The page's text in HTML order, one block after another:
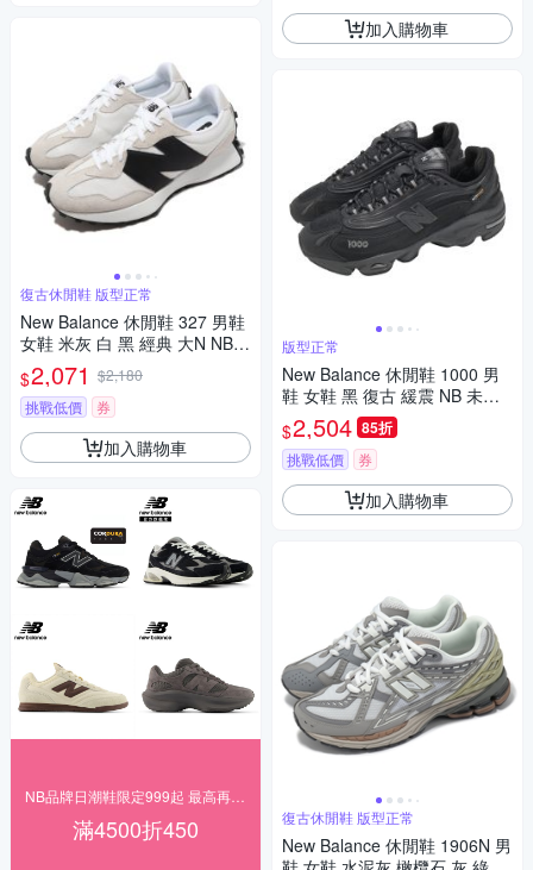
復古休閒鞋 版型正常
New Balance 休閒鞋 327 男鞋
女鞋 米灰 白 黑 經典 大N NB
復古 異材質 拚接 MS327CWB
D
$2,071 $2,180
挑戰低價
券
加入購物車
滿4500折450
加入購物車
版型正常
New Balance 休閒鞋 1000 男
鞋 女鞋 黑 復古 緩震 NB 未來
感 紐巴倫 M1000K-D
$2,504 85折
挑戰低價 券
加入購物車
復古休閒鞋 版型正常
New Balance 休閒鞋 1906N 男